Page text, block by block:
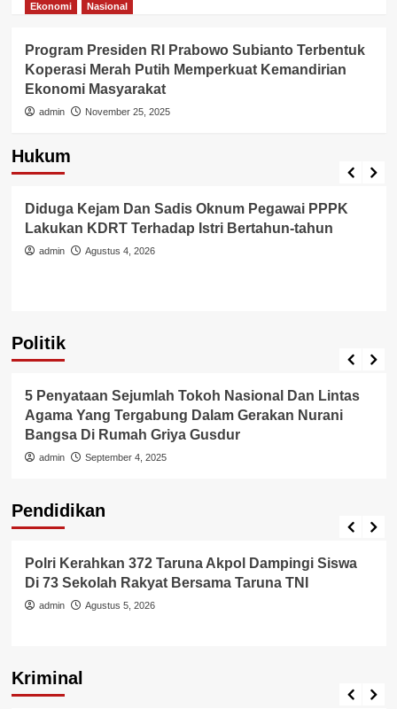
Ekonomi
Nasional
Program Presiden RI Prabowo Subianto Terbentuk
Koperasi Merah Putih Memperkuat Kemandirian
Ekonomi Masyarakat
admin November 25, 2025
Hukum
Berita Polisi
Diduga Kejam Dan Sadis Oknum Pegawai PPPK
Lakukan KDRT Terhadap Istri Bertahun-tahun
admin Agustus 4, 2026
Politik
Politik
5 Penyataan Sejumlah Tokoh Nasional Dan Lintas
Agama Yang Tergabung Dalam Gerakan Nurani
Bangsa Di Rumah Griya Gusdur
admin September 4, 2025
Pendidikan
Pendidikan
Polri Kerahkan 372 Taruna Akpol Dampingi Siswa
Di 73 Sekolah Rakyat Bersama Taruna TNI
admin Agustus 5, 2026
Kriminal
Berita Polisi